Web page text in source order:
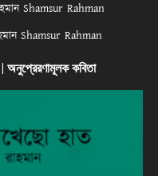
Shamsur Rahman
Shamsur Rahman
কবিতা